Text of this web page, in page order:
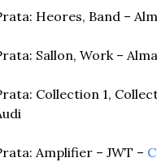
Heores, Band –
Sallon, Work –
Collection 1,
Amplifier – JWT –